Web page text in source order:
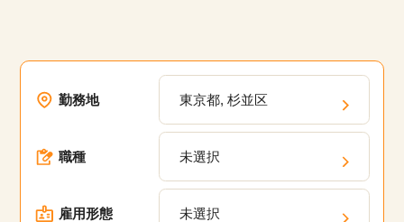
勤務地 東京都, 杉並区
職種 未選択
雇用形態 未選択